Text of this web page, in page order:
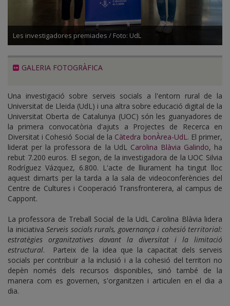
Les investigadores premiades / Foto: UdL
GALERIA FOTOGRÀFICA
Una investigació sobre serveis socials a l'entorn rural de la
Universitat de Lleida (UdL) i una altra sobre educació digital de la
Universitat Oberta de Catalunya (UOC) són les guanyadores de
la primera convocatòria d'ajuts a Projectes de Recerca en
Diversitat i Cohesió Social de la Càtedra bonÀrea-UdL. El primer,
liderat per la professora de la UdL Carolina Blàvia Galindo, ha
rebut 7.200 euros. El segon, de la investigadora de la UOC Silvia
Rodríguez Vázquez, 6.800. L'acte de lliurament ha tingut lloc
aquest dimarts per la tarda a la sala de videoconferències del
Centre de Cultures i Cooperació Transfronterera, al campus de
Cappont.
La professora de Treball Social de la UdL Carolina Blàvia lidera
la iniciativa Serveis socials rurals, governança i cohesió territorial:
estratègies organitzatives davant la diversitat i la limitació
estructural. Parteix de la idea que la capacitat dels serveis
socials per contribuir a la inclusió i a la cohesió del territori no
depèn només dels recursos disponibles, sinó també de la
manera com es governen, s'organitzen i articulen en el dia a
dia.